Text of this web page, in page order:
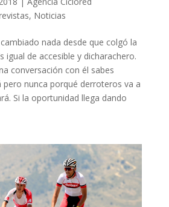
, Noticias
nada desde que colgó la
igual de accesible y dicharachero.
conversación con él sabes
pero nunca porqué derroteros va a
Si la oportunidad llega dando